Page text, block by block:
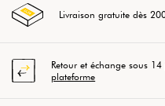
Livraison gratuite dès
Retour et échange sous
plateforme